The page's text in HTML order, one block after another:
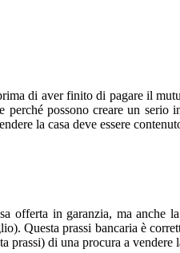
di aver finito di pagare il
perché possono creare un
la casa deve essere
offerta in garanzia, ma anche
Questa prassi bancaria è
prassi) di una procura a